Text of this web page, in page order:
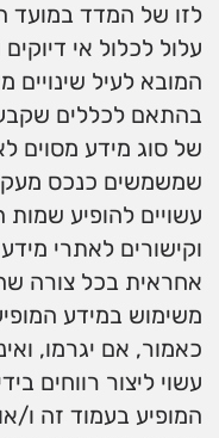
לזו של המדד במועד
עלול לכלול אי
המובא לעיל
בהתאם לכללים
שמשמשים כנכס
עשויים להופיע
וקישורים לאתרי
אחראית בכל צורה
משימוש במידע
כאמור, אם יגרמו,
עשוי ליצור רווחים
המופיע בעמוד זה ו/